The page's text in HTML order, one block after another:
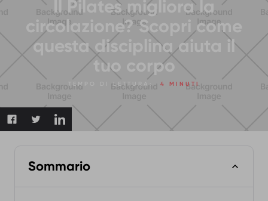
Il Pilates migliora la
circolazione? Scopri come
questa disciplina aiuta il
tuo corpo
TEMPO DI LETTURA: 4 MINUTI
Sommario